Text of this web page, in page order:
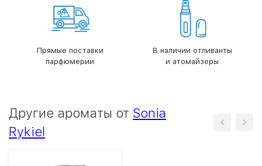
Прямые поставки
парфюмерии
В наличии отливанты
и атомайзеры
Другие ароматы от Sonia
Rykiel